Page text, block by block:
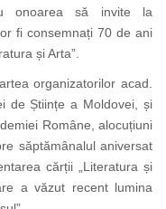
onoarea să invite la
fi consemnați 70 de ani
și Arta”.
organizatorilor acad.
de Științe a Moldovei, și
Române, alocuțiuni
săptămânalul aniversat
cărții „Literatura și
a văzut recent lumina